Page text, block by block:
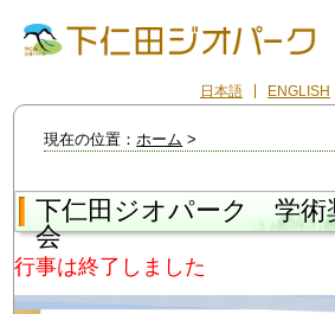
日本語 ENGLISH
現在の位置： ホーム >
下仁田ジオパーク 学術
会
行事は終了しました